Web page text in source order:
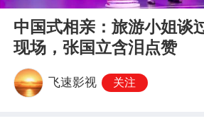
中国式相亲：旅游小姐谈
现场，张国立含泪点赞
飞速影视 关注